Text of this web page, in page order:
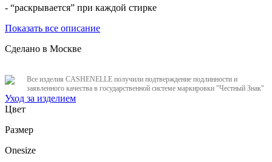
- “раскрывается” при каждой стирке
Показать все описание
Сделано в Москве
Все изделия CASHENELLE получили подтверждение подлинности и
заявленного качества в государственной системе маркировки "Честный Знак"
Уход за изделием
Цвет
Размер
Onesize